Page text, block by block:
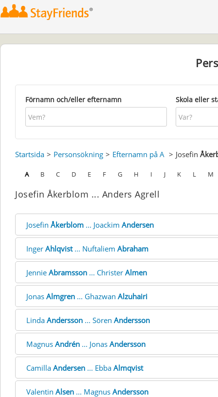
Förnamn och/eller efternamn Skola eller
Startsida Personsökning Efternamn på A Josefin
A B C D E F G H I J K L M
Josefin Åkerblom ... Anders Agrell
Josefin Åkerblom ... Joackim Andersen
Inger Ahlqvist... Nuftaliem Abraham
Jennie Abramsson ... Christer Almen
Jonas Almgren ... Ghazwan Alzuhairi
Linda Andersson ... Sören Andersson
Magnus Andrén ... Jonas Andersson
Camilla Andersen ... Ebba Almqvist
Valentin Alsen ... Magnus Andersson